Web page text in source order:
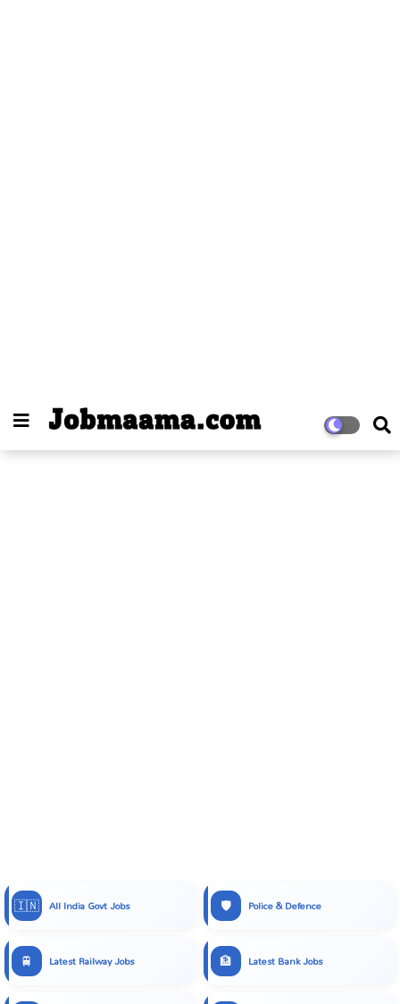
🇮🇳 All India Govt Jobs 🛡️ Police & Defence
🚆 Latest Railway Jobs 🏦 Latest Bank Jobs